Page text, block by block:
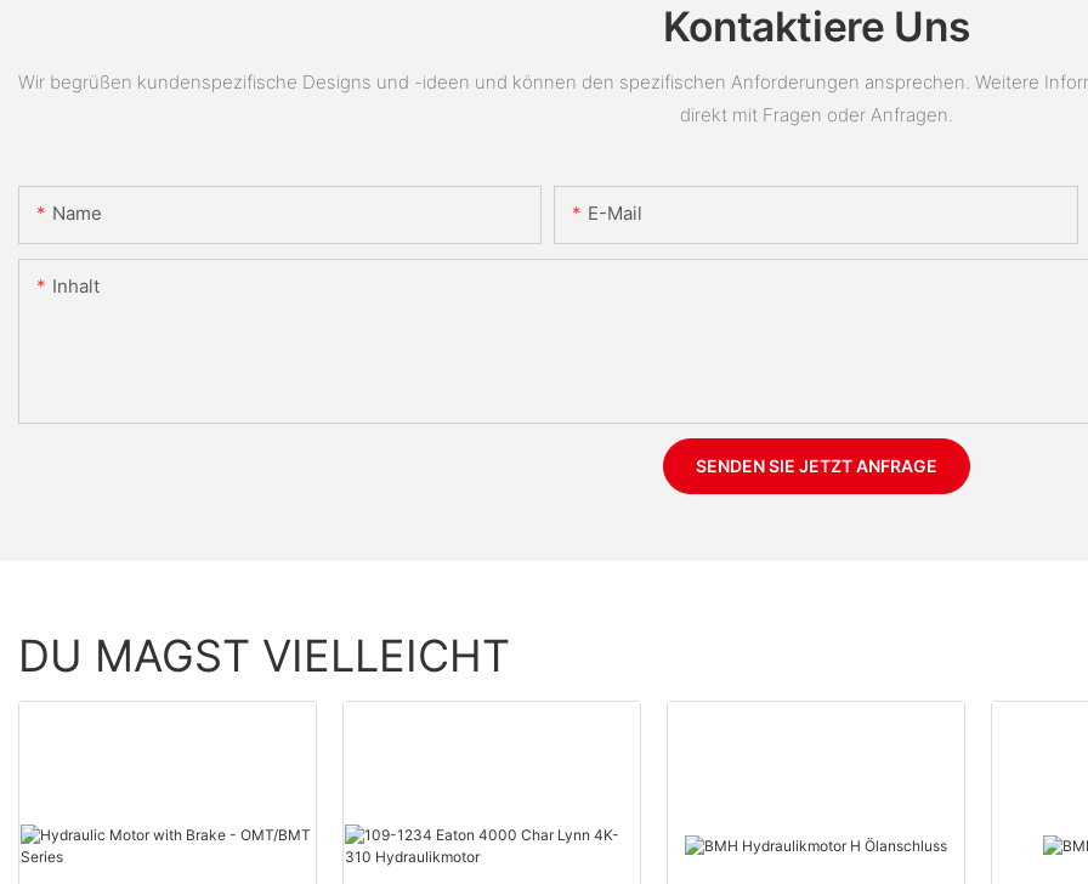
Kontaktiere Uns
Wir begrüßen kundenspezifische Designs und -ideen und können den spezifischen Anforderungen ansprechen. Weitere
direkt mit Fragen oder Anfragen.
Name E-Mail
Inhalt
SENDEN SIE JETZT ANFRAGE
DU MAGST VIELLEICHT